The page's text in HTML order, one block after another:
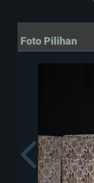
Foto Pilihan